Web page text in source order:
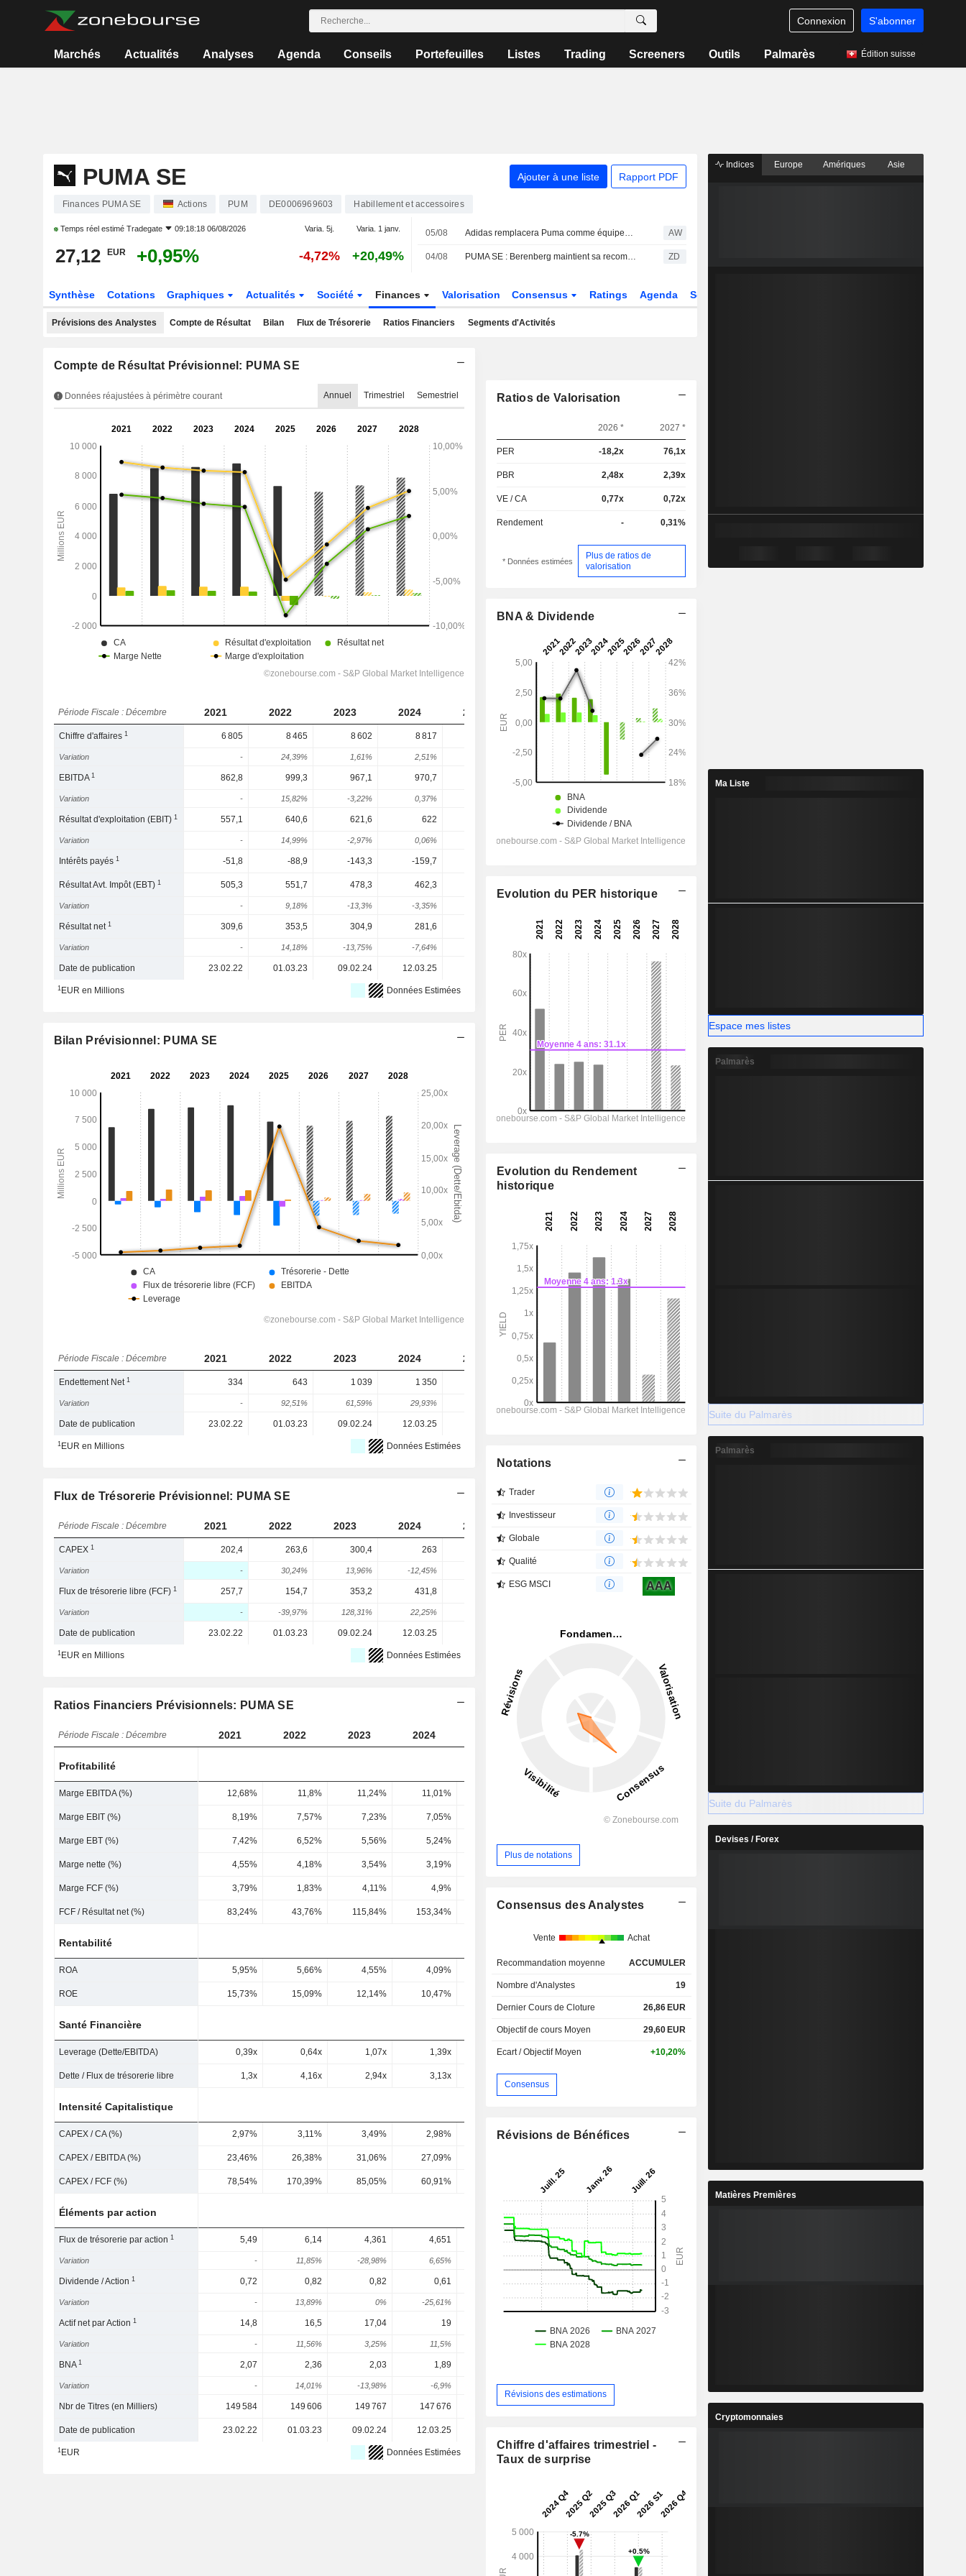
Connexion S'abonner
Marchés Actualités Analyses Agenda Conseils Portefeuilles Listes Trading Screeners Outils Palmarès Édition suisse
PUMA SE Ajouter à une liste Rapport PDF
Finances PUMA SE Actions PUM DE0006969603 Habillement et accessoires
Temps réel estimé Tradegate 09:18:18 06/08/2026 Varia. 5j. Varia. 1 janv.
27,12 EUR +0,95% -4,72% +20,49%
05/08 Adidas remplacera Puma comme équipementier de l'OM à partir de 2028/29 AW
04/08 PUMA SE : Berenberg maintient sa recommandation à l'achat ZD
Synthèse Cotations Graphiques Actualités Société Finances Valorisation Consensus Ratings Agenda Secteur
Prévisions des Analystes Compte de Résultat Bilan Flux de Trésorerie Ratios Financiers Segments d'Activités
Compte de Résultat Prévisionnel: PUMA SE
Données réajustées à périmètre courant Annuel Trimestriel Semestriel
Période Fiscale : Décembre 2021 2022 2023 2024 2025 2026 2027 2028
Chiffre d'affaires1 6 805 8 465 8 602 8 817 6 935 7 377
Variation - 24,39% 1,61% 2,51% -4,94% 6,37% 6,56%
EBITDA1 862,8 999,3 967,1 970,7 332,4 634,6 789,4
Variation - 15,82% -3,22% 0,37% 186,55%
Résultat d'exploitation (EBIT)1 557,1 640,6 621,6 622 -67,94 227
Variation - 14,99% -2,97% 0,06% -157,43% 80,98% 434,04% 71,89%
Intérêts payés1 -51,8 -88,9 -143,3 -159,7
Résultat Avt. Impôt (EBT)1 505,3 551,7 478,3 462,3
Variation - 9,18% -13,3% -3,35%
Résultat net1 309,6 353,5 304,9 281,6 -217,3 52,04 171,7
Variation - 14,18% -13,75% -7,64%
Date de publication 23.02.22 01.03.23 09.02.24 12.03.25
1EUR en Millions Données Estimées
Bilan Prévisionnel: PUMA SE
Période Fiscale : Décembre 2021 2022 2023 2024 2025 2026 2027 2028
Endettement Net1 334 643 1 039 1 350 1 412 1 360 1 185
Variation - 92,51% 61,59% 29,93% -38,4% -3,68% -12,87%
Date de publication 23.02.22 01.03.23 09.02.24 12.03.25
1EUR en Millions Données Estimées
Flux de Trésorerie Prévisionnel: PUMA SE
Période Fiscale : Décembre 2021 2022 2023 2024 2025
CAPEX1 202,4 263,6 300,4 263
Variation - 30,24% 13,96% -12,45%
Flux de trésorerie libre (FCF)1 257,7 154,7 353,2 431,8 -525,6
Variation - -39,97% 128,31% 22,25%
Date de publication 23.02.22 01.03.23 09.02.24 12.03.25 -
1EUR en Millions Données Estimées
Ratios Financiers Prévisionnels: PUMA SE
Période Fiscale : Décembre 2021 2022 2023 2024
Profitabilité
Marge EBITDA (%) 12,68% 11,8% 11,24% 11,01% 4,79% 8,6% 10,04%
Marge EBIT (%) 8,19% 7,57% 7,23% 7,05% 3,08% 4,96%
Marge EBT (%) 7,42% 6,52% 5,56% 5,24%
Marge nette (%) 4,55% 4,18% 3,54% 3,19% -8,85% -3,13%
Marge FCF (%) 3,79% 1,83% 4,11% 4,9%
FCF / Résultat net (%) 83,24% 43,76% 115,84% 153,34% 81,43% -11,5% 111,44%
Rentabilité
ROA 5,95% 5,66% 4,55% 4,09%
ROE 15,73% 15,09% 12,14% 10,47%
Santé Financière
Leverage (Dette/EBITDA) 0,39x 0,64x 1,07x 1,39x 19,76x 4,25x
Dette / Flux de trésorerie libre 1,3x 4,16x 2,94x 3,13x -4,36x 56,48x
Intensité Capitalistique
CAPEX / CA (%) 2,97% 3,11% 3,49% 2,98% 2,83% 2,88% 2,87%
CAPEX / EBITDA (%) 23,46% 26,38% 31,06% 27,09%
CAPEX / FCF (%) 78,54% 170,39% 85,05% 60,91% 800,24% 365,33% 126,72%
Éléments par action
Flux de trésorerie par action1 5,49 6,14 4,361 4,651 -2,164 4,027 4,012
Variation - 11,85% -28,98% 6,65% 286,09% -0,38%
Dividende / Action1 0,72 0,82 0,82 0,61 - - 0,083
Variation - 13,89% 0% -25,61%
Actif net par Action1 14,8 16,5 17,04 19
Variation - 11,56% 3,25% 11,5% -9,32%
BNA1 2,07 2,36 2,03 1,89
Variation - 14,01% -13,98% -6,9% -331,75% 66,35% 123,96%
Nbr de Titres (en Milliers) 149 584 149 606 149 767 147 676 145 446 147 209 147 209 147 209
Date de publication 23.02.22 01.03.23 09.02.24 12.03.25
1EUR Données Estimées
Ratios de Valorisation
2026 * 2027 *
PER -18,2x 76,1x
PBR 2,48x 2,39x
VE / CA 0,77x 0,72x
Rendement - 0,31%
* Données estimées
Plus de ratios de
valorisation
BNA & Dividende
Evolution du PER historique
Evolution du Rendement
historique
Notations
Trader
Investisseur
Globale
Qualité
ESG MSCI AAA
Plus de notations
Consensus des Analystes
Vente Achat
Recommandation moyenne ACCUMULER
Nombre d'Analystes 19
Dernier Cours de Cloture 26,86 EUR
Objectif de cours Moyen 29,60 EUR
Ecart / Objectif Moyen +10,20%
Consensus
Révisions de Bénéfices
Révisions des estimations
Chiffre d'affaires trimestriel -
Taux de surprise
Indices Europe Amériques Asie
Ma Liste
Espace mes listes
Palmarès
Suite du Palmarès
Palmarès
Suite du Palmarès
Devises / Forex
Matières Premières
Cryptomonnaies